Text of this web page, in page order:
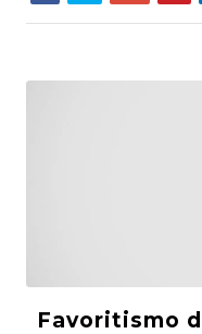
Favoritismo